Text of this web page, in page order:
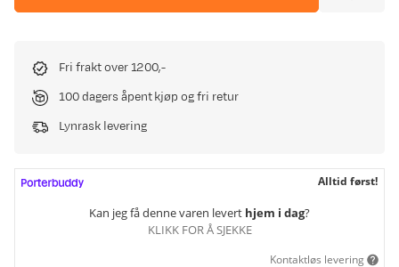
Fri frakt over 1200,-
100 dagers åpent kjøp og fri retur
Lynrask levering
Alltid først!
Kan jeg få denne varen levert hjem i dag?
KLIKK FOR Å SJEKKE
Kontaktløs levering